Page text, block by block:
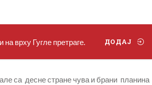
врху Гугле претраге. ДОДАЈ
са десне стране чува и брани планина